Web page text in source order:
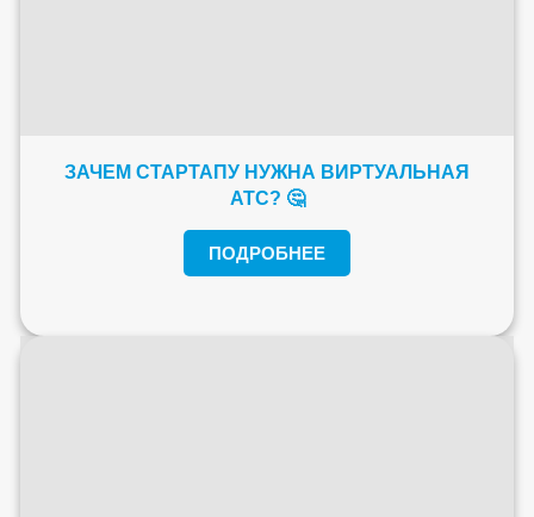
ЗАЧЕМ СТАРТАПУ НУЖНА ВИРТУАЛЬНАЯ
АТС? 🤔
ПОДРОБНЕЕ